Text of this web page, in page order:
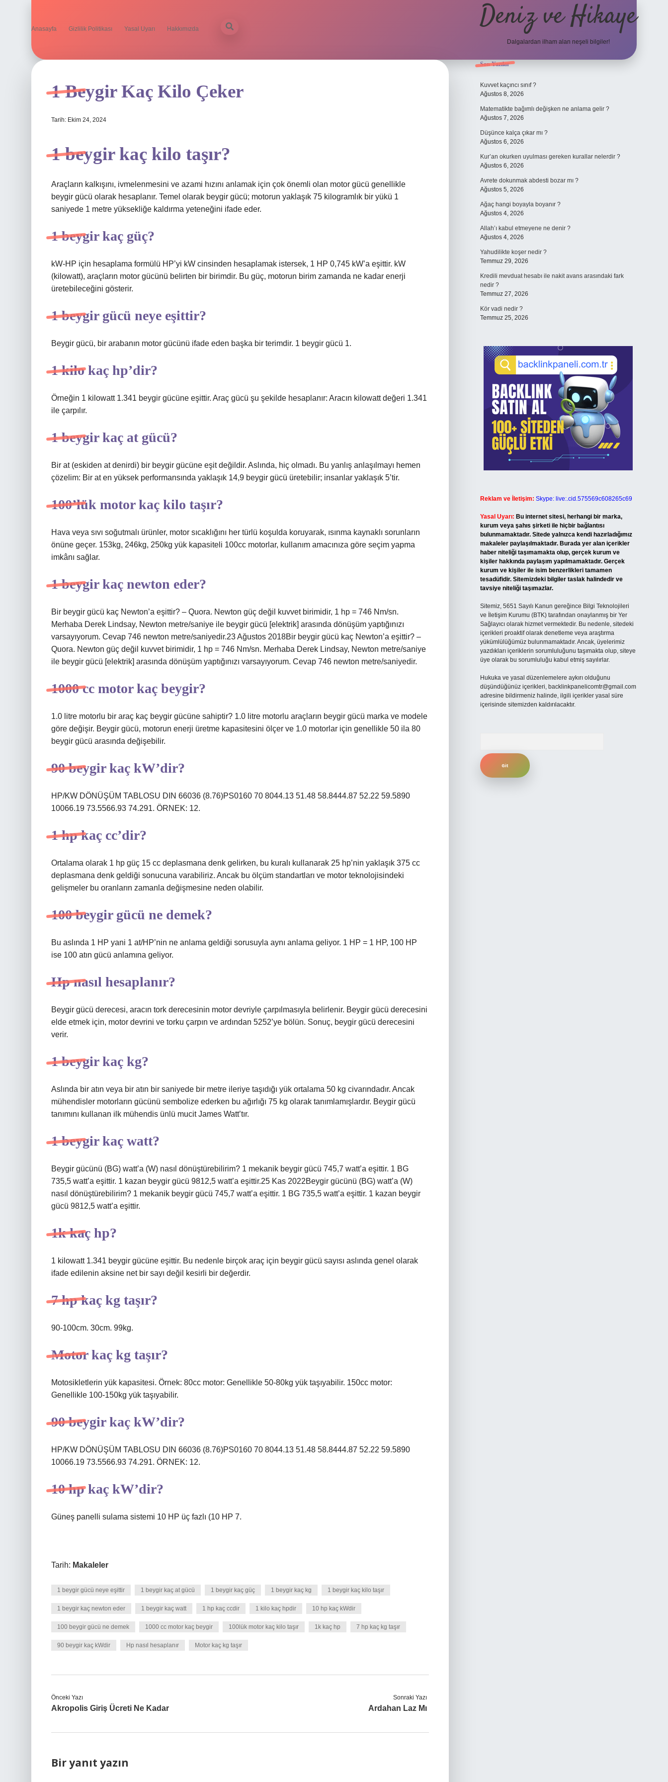
Anasayfa Gizlilik Politikası Yasal Uyarı Hakkımızda Deniz ve Hikaye
Dalgalardan ilham alan neşeli bilgiler!
1 Beygir Kaç Kilo Çeker
Tarih: Ekim 24, 2024
1 beygir kaç kilo taşır?
Araçların kalkışını, ivmelenmesini ve azami hızını anlamak için çok önemli olan motor gücü genellikle
beygir gücü olarak hesaplanır. Temel olarak beygir gücü; motorun yaklaşık 75 kilogramlık bir yükü 1
saniyede 1 metre yüksekliğe kaldırma yeteneğini ifade eder.
1 beygir kaç güç?
kW-HP için hesaplama formülü HP’yi kW cinsinden hesaplamak istersek, 1 HP 0,745 kW’a eşittir. kW
(kilowatt), araçların motor gücünü belirten bir birimdir. Bu güç, motorun birim zamanda ne kadar enerji
üretebileceğini gösterir.
1 beygir gücü neye eşittir?
Beygir gücü, bir arabanın motor gücünü ifade eden başka bir terimdir. 1 beygir gücü 1.
1 kilo kaç hp’dir?
Örneğin 1 kilowatt 1.341 beygir gücüne eşittir. Araç gücü şu şekilde hesaplanır: Aracın kilowatt değeri 1.341
ile çarpılır.
1 beygir kaç at gücü?
Bir at (eskiden at denirdi) bir beygir gücüne eşit değildir. Aslında, hiç olmadı. Bu yanlış anlaşılmayı hemen
çözelim: Bir at en yüksek performansında yaklaşık 14,9 beygir gücü üretebilir; insanlar yaklaşık 5’tir.
100’lük motor kaç kilo taşır?
Hava veya sıvı soğutmalı ürünler, motor sıcaklığını her türlü koşulda koruyarak, ısınma kaynaklı sorunların
önüne geçer. 153kg, 246kg, 250kg yük kapasiteli 100cc motorlar, kullanım amacınıza göre seçim yapma
imkânı sağlar.
1 beygir kaç newton eder?
Bir beygir gücü kaç Newton’a eşittir? – Quora. Newton güç değil kuvvet birimidir, 1 hp = 746 Nm/sn.
Merhaba Derek Lindsay, Newton metre/saniye ile beygir gücü [elektrik] arasında dönüşüm yaptığınızı
varsayıyorum. Cevap 746 newton metre/saniyedir.23 Ağustos 2018Bir beygir gücü kaç Newton’a eşittir? –
Quora. Newton güç değil kuvvet birimidir, 1 hp = 746 Nm/sn. Merhaba Derek Lindsay, Newton metre/saniye
ile beygir gücü [elektrik] arasında dönüşüm yaptığınızı varsayıyorum. Cevap 746 newton metre/saniyedir.
1000 cc motor kaç beygir?
1.0 litre motorlu bir araç kaç beygir gücüne sahiptir? 1.0 litre motorlu araçların beygir gücü marka ve modele
göre değişir. Beygir gücü, motorun enerji üretme kapasitesini ölçer ve 1.0 motorlar için genellikle 50 ila 80
beygir gücü arasında değişebilir.
90 beygir kaç kW’dir?
HP/KW DÖNÜŞÜM TABLOSU DIN 66036 (8.76)PS0160 70 8044.13 51.48 58.8444.87 52.22 59.5890
10066.19 73.5566.93 74.291. ÖRNEK: 12.
1 hp kaç cc’dir?
Ortalama olarak 1 hp güç 15 cc deplasmana denk gelirken, bu kuralı kullanarak 25 hp’nin yaklaşık 375 cc
deplasmana denk geldiği sonucuna varabiliriz. Ancak bu ölçüm standartları ve motor teknolojisindeki
gelişmeler bu oranların zamanla değişmesine neden olabilir.
100 beygir gücü ne demek?
Bu aslında 1 HP yani 1 at/HP’nin ne anlama geldiği sorusuyla aynı anlama geliyor. 1 HP = 1 HP, 100 HP
ise 100 atın gücü anlamına geliyor.
Hp nasıl hesaplanır?
Beygir gücü derecesi, aracın tork derecesinin motor devriyle çarpılmasıyla belirlenir. Beygir gücü derecesini
elde etmek için, motor devrini ve torku çarpın ve ardından 5252’ye bölün. Sonuç, beygir gücü derecesini
verir.
1 beygir kaç kg?
Aslında bir atın veya bir atın bir saniyede bir metre ileriye taşıdığı yük ortalama 50 kg civarındadır. Ancak
mühendisler motorların gücünü sembolize ederken bu ağırlığı 75 kg olarak tanımlamışlardır. Beygir gücü
tanımını kullanan ilk mühendis ünlü mucit James Watt’tır.
1 beygir kaç watt?
Beygir gücünü (BG) watt’a (W) nasıl dönüştürebilirim? 1 mekanik beygir gücü 745,7 watt’a eşittir. 1 BG
735,5 watt’a eşittir. 1 kazan beygir gücü 9812,5 watt’a eşittir.25 Kas 2022Beygir gücünü (BG) watt’a (W)
nasıl dönüştürebilirim? 1 mekanik beygir gücü 745,7 watt’a eşittir. 1 BG 735,5 watt’a eşittir. 1 kazan beygir
gücü 9812,5 watt’a eşittir.
1k kaç hp?
1 kilowatt 1.341 beygir gücüne eşittir. Bu nedenle birçok araç için beygir gücü sayısı aslında genel olarak
ifade edilenin aksine net bir sayı değil kesirli bir değerdir.
7 hp kaç kg taşır?
90-100cm. 30cm. 99kg.
Motor kaç kg taşır?
Motosikletlerin yük kapasitesi. Örnek: 80cc motor: Genellikle 50-80kg yük taşıyabilir. 150cc motor:
Genellikle 100-150kg yük taşıyabilir.
90 beygir kaç kW’dir?
HP/KW DÖNÜŞÜM TABLOSU DIN 66036 (8.76)PS0160 70 8044.13 51.48 58.8444.87 52.22 59.5890
10066.19 73.5566.93 74.291. ÖRNEK: 12.
10 hp kaç kW’dir?
Güneş panelli sulama sistemi 10 HP üç fazlı (10 HP 7.
Tarih: Makaleler
1 beygir gücü neye eşittir 1 beygir kaç at gücü 1 beygir kaç güç 1 beygir kaç kg 1 beygir kaç kilo taşır
1 beygir kaç newton eder 1 beygir kaç watt 1 hp kaç ccdir 1 kilo kaç hpdir 10 hp kaç kWdir
100 beygir gücü ne demek 1000 cc motor kaç beygir 100lük motor kaç kilo taşır 1k kaç hp 7 hp kaç kg taşır
90 beygir kaç kWdir Hp nasıl hesaplanır Motor kaç kg taşır
Önceki Yazı
Akropolis Giriş Ücreti Ne Kadar
Sonraki Yazı
Ardahan Laz Mı
Bir yanıt yazın
Sidebar
Son Yazılar
Kuvvet kaçıncı sınıf ?
Ağustos 8, 2026
Matematikte bağımlı değişken ne anlama gelir ?
Ağustos 7, 2026
Düşünce kalça çıkar mı ?
Ağustos 6, 2026
Kur’an okurken uyulması gereken kurallar nelerdir ?
Ağustos 6, 2026
Avrete dokunmak abdesti bozar mı ?
Ağustos 5, 2026
Ağaç hangi boyayla boyanır ?
Ağustos 4, 2026
Allah’ı kabul etmeyene ne denir ?
Ağustos 4, 2026
Yahudilikte koşer nedir ?
Temmuz 29, 2026
Kredili mevduat hesabı ile nakit avans arasındaki fark
nedir ?
Temmuz 27, 2026
Kör vadi nedir ?
Temmuz 25, 2026
Reklam ve İletişim: Skype: live:.cid.575569c608265c69
Yasal Uyarı: Bu internet sitesi, herhangi bir marka,
kurum veya şahıs şirketi ile hiçbir bağlantısı
bulunmamaktadır. Sitede yalnızca kendi hazırladığımız
makaleler paylaşılmaktadır. Burada yer alan içerikler
haber niteliği taşımamakta olup, gerçek kurum ve
kişiler hakkında paylaşım yapılmamaktadır. Gerçek
kurum ve kişiler ile isim benzerlikleri tamamen
tesadüfidir. Sitemizdeki bilgiler taslak halindedir ve
tavsiye niteliği taşımazlar.
Sitemiz, 5651 Sayılı Kanun gereğince Bilgi Teknolojileri
ve İletişim Kurumu (BTK) tarafından onaylanmış bir Yer
Sağlayıcı olarak hizmet vermektedir. Bu nedenle, sitedeki
içerikleri proaktif olarak denetleme veya araştırma
yükümlülüğümüz bulunmamaktadır. Ancak, üyelerimiz
yazdıkları içeriklerin sorumluluğunu taşımakta olup, siteye
üye olarak bu sorumluluğu kabul etmiş sayılırlar.
Hukuka ve yasal düzenlemelere aykırı olduğunu
düşündüğünüz içerikleri, backlinkpanelicomtr@gmail.com
adresine bildirmeniz halinde, ilgili içerikler yasal süre
içerisinde sitemizden kaldırılacaktır.
ilbet yeni giriş